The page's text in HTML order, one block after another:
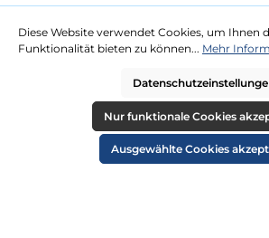
Vertrag widerrufen
Veranstaltungen
Diese Website verwendet Cookies, um Ihnen
Funktionalität bieten zu können... Mehr
Nur funktionale Cookies
Ausgewählte Cookies